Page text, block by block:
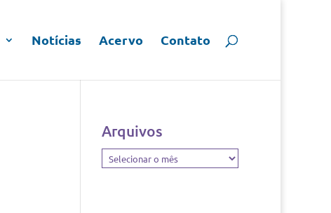
Notícias Acervo Contato
Arquivos
Arquivos